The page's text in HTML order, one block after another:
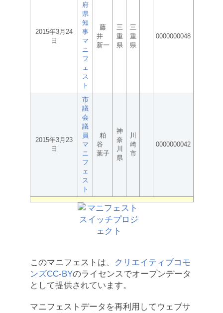
2015年3月24
日
府
県
知
事
マ
ニ
フ
ェ
ス
ト
藤
井
新一
三
重
県
三
重
県
0000000048
2015年3月23
日
市
議
会
議
員
マ
ニ
フ
ェ
ス
ト
粕
谷
葉子
神
奈
川
県
川
崎
市
0000000042
このマニフェストは、
クリエイティブコモ
ンズCC-BYのライセンスでオープンデータ
として提供されています。
マニフェストデータを再利用してウェブサ